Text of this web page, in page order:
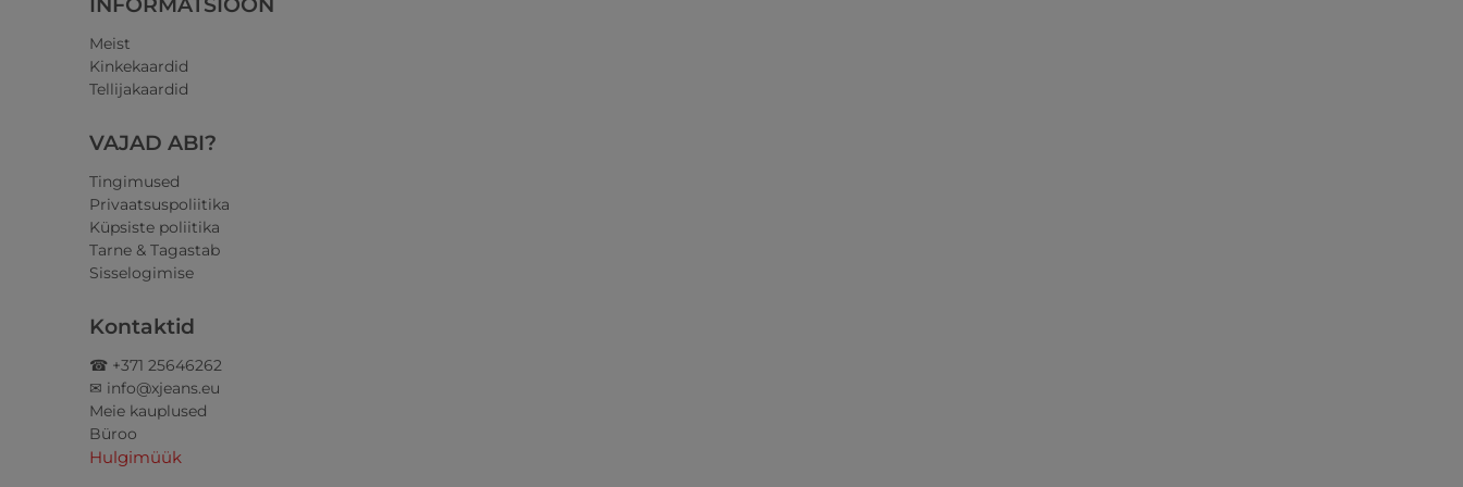
INFORMATSIOON
Meist
Kinkekaardid
Tellijakaardid
VAJAD ABI?
Tingimused
Privaatsuspoliitika
Küpsiste poliitika
Tarne & Tagastab
Sisselogimise
Kontaktid
☎ +371 25646262
✉ info@xjeans.eu
Meie kauplused
Büroo
Hulgimüük